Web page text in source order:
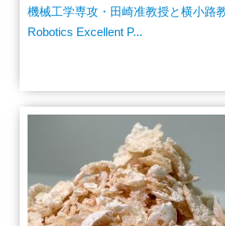
機械工学専攻・田崎准教授と横小路
Robotics Excellent P...